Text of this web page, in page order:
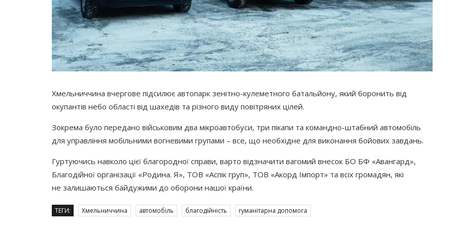
Хмельниччина вчергове підсилює автопарк зенітно-кулеметного батальйону, який боронить від
окупантів небо області від шахедів та різного виду повітряних цілей.
Зокрема було передано військовим два мікроавтобуси, три пікапи та командно-штабний автомобіль
для управління мобільними вогневими групами – все, що необхідне для виконання бойових завдань.
Гуртуючись навколо цієї благородної справи, варто відзначити вагомий внесок БО БФ «Авангард»,
Благодійної організації «Родина. Я», ТОВ «Аспік груп», ТОВ «Акорд Імпорт» та всіх громадян, які
не залишаються байдужими до оборони нашої країни.
ТЕГИ: Хмельниччина автомобіль благодійність гуманітарна допомога